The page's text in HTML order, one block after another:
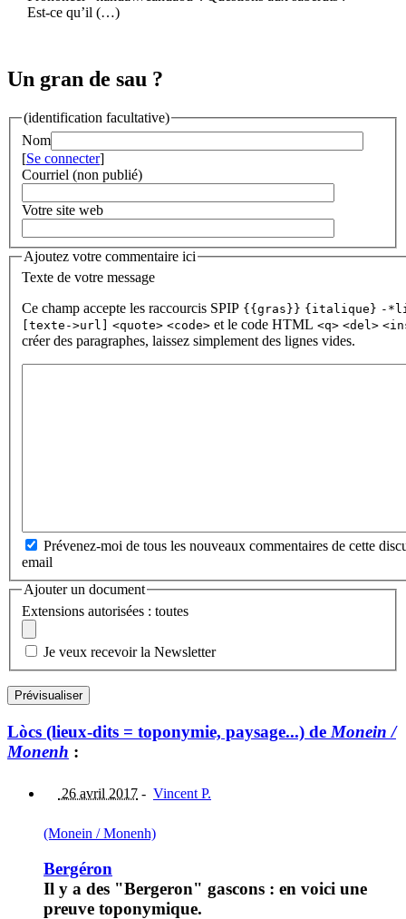
Est-ce qu’il (…)
Un gran de sau ?
(identification facultative)
Nom
[Se connecter]
Courriel (non publié)
Votre site web
Ajoutez votre commentaire ici
Texte de votre message
Ce champ accepte les raccourcis SPIP {{gras}} {italique} -
[texte->url]
<quote> <code> et le code HTML <q> <del>
créer des paragraphes, laissez simplement des lignes vides.
Prévenez-moi de tous les nouveaux commentaires de cette
email
Ajouter un document
Extensions autorisées : toutes
Je veux recevoir la Newsletter
Lòcs (lieux-dits = toponymie, paysage...) de Monein /
Monenh :
26 avril 2017 - Vincent P.
(Monein / Monenh)
Bergéron
Il y a des "Bergeron" gascons : en voici une
preuve toponymique.